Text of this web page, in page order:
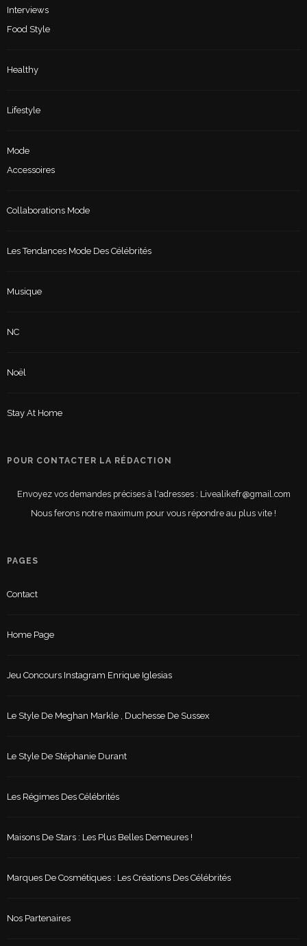
Interviews
Food Style
Healthy
Lifestyle
Mode
Accessoires
Collaborations Mode
Les Tendances Mode Des Célébrités
Musique
NC
Noël
Stay At Home
POUR CONTACTER LA RÉDACTION
Envoyez vos demandes précises à l'adresses : Livealikefr@gmail.com
Nous ferons notre maximum pour vous répondre au plus vite !
PAGES
Contact
Home Page
Jeu Concours Instagram Enrique Iglesias
Le Style De Meghan Markle , Duchesse De Sussex
Le Style De Stéphanie Durant
Les Régimes Des Célébrités
Maisons De Stars : Les Plus Belles Demeures !
Marques De Cosmétiques : Les Créations Des Célébrités
Nos Partenaires